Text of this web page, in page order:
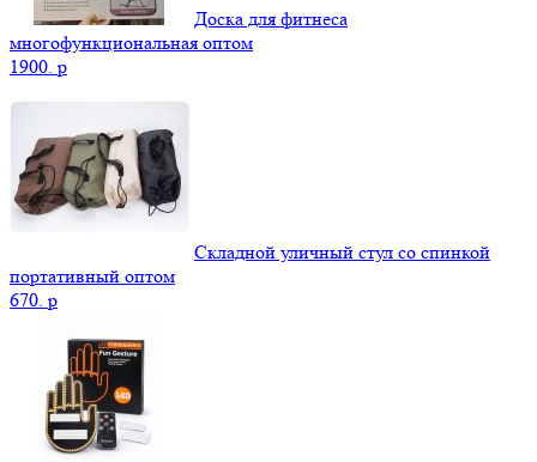
Доска для фитнеса
многофункциональная оптом
1900. p
Складной уличный стул со спинкой
портативный оптом
670. p